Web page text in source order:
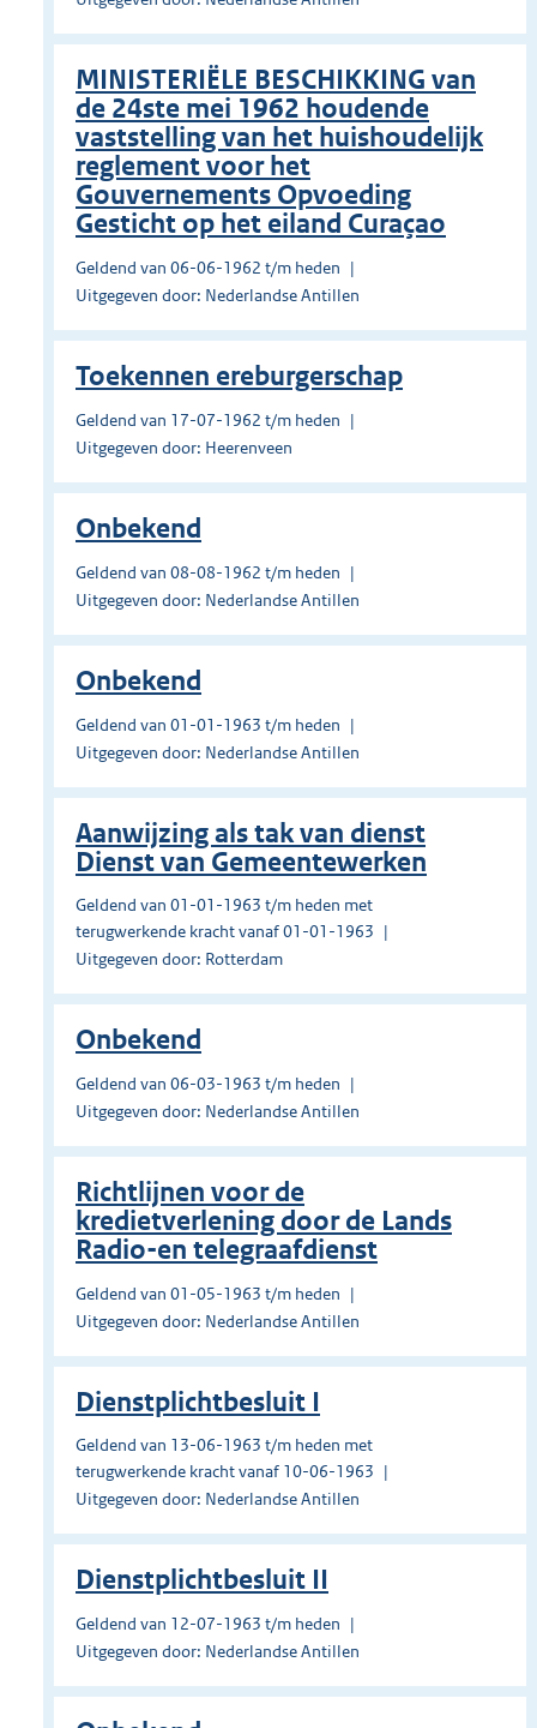
MINISTERIËLE BESCHIKKING van
de 24ste mei 1962 houdende
vaststelling van het huishoudelijk
reglement voor het
Gouvernements Opvoeding
Gesticht op het eiland Curaçao
Geldend van 06-06-1962 t/m heden
Uitgegeven door: Nederlandse Antillen
Toekennen ereburgerschap
Geldend van 17-07-1962 t/m heden
Uitgegeven door: Heerenveen
Onbekend
Geldend van 08-08-1962 t/m heden
Uitgegeven door: Nederlandse Antillen
Onbekend
Geldend van 01-01-1963 t/m heden
Uitgegeven door: Nederlandse Antillen
Aanwijzing als tak van dienst
Dienst van Gemeentewerken
Geldend van 01-01-1963 t/m heden met
terugwerkende kracht vanaf 01-01-1963
Uitgegeven door: Rotterdam
Onbekend
Geldend van 06-03-1963 t/m heden
Uitgegeven door: Nederlandse Antillen
Richtlijnen voor de
kredietverlening door de Lands
Radio-en telegraafdienst
Geldend van 01-05-1963 t/m heden
Uitgegeven door: Nederlandse Antillen
Dienstplichtbesluit I
Geldend van 13-06-1963 t/m heden met
terugwerkende kracht vanaf 10-06-1963
Uitgegeven door: Nederlandse Antillen
Dienstplichtbesluit II
Geldend van 12-07-1963 t/m heden
Uitgegeven door: Nederlandse Antillen